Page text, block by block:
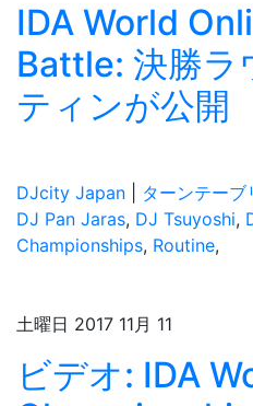
IDA World
Battle: 決勝ラ
ティンが公開
DJcity Japan ターンテーブ
DJ Pan Jaras, DJ Tsuyoshi,
Championships, Routine,
土曜日 2017 11月 11
ビデオ: IDA